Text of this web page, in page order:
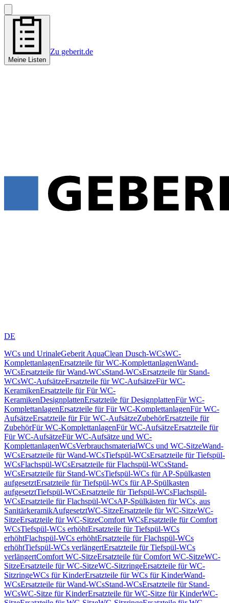
Meine Listen
Zu geberit.de
DE
WCs und UrinaleGeberit AquaClean Dusch-WCsWC-
KomplettanlagenErsatzteile für WC-KomplettanlagenWand-
WCsErsatzteile für Wand-WCsStand-WCsErsatzteile für Stand-
WCsWC-AufsätzeErsatzteile für WC-AufsätzeFür WC-
KeramikenErsatzteile für Für WC-
KeramikenDesignplattenErsatzteile für DesignplattenFür WC-
KomplettanlagenErsatzteile für Für WC-KomplettanlagenFür WC-
AufsätzeErsatzteile für Für WC-AufsätzeZubehörErsatzteile für
ZubehörFür WC-KomplettanlagenFür WC-AufsätzeErsatzteile für
Für WC-AufsätzeFür WC-Aufsätze und WC-
KomplettanlagenWCsVerbrauchsmaterialWCs und WC-SitzeWand-
WCsErsatzteile für Wand-WCsTiefspül-WCsErsatzteile für Tiefspül-
WCsFlachspül-WCsErsatzteile für Flachspül-WCsStand-
WCsErsatzteile für Stand-WCsTiefspül-WCs für AP-Spülkasten
aufgesetztErsatzteile für Tiefspül-WCs für AP-Spülkasten
aufgesetztTiefspül-WCsErsatzteile für Tiefspül-WCsFlachspül-
WCsErsatzteile für Flachspül-WCsAP-Spülkästen für WCs, aus
SanitärkeramikAufgesetztWC-SitzeErsatzteile für WC-SitzeWC-
SitzeErsatzteile für WC-SitzeComfort WCsErsatzteile für Comfort
WCsTiefspül-WCs erhöhtErsatzteile für Tiefspül-WCs
erhöhtFlachspül-WCs erhöhtErsatzteile für Flachspül-WCs
erhöhtTiefspül-WCs verlängertErsatzteile für Tiefspül-WCs
verlängertComfort WC-SitzeErsatzteile für Comfort WC-SitzeWC-
SitzeErsatzteile für WC-SitzeWC-SitzringeErsatzteile für WC-
SitzringeWCs für KinderErsatzteile für WCs für KinderWand-
WCsErsatzteile für Wand-WCsStand-WCsErsatzteile für Stand-
WCsWC-Sitze für KinderErsatzteile für WC-Sitze für KinderWC-